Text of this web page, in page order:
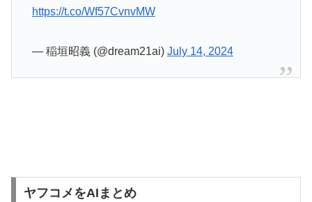
https://t.co/Wf57CvnvMW
— 稲垣昭義 (@dream21ai) July 14, 2024
ヤフコメをAIまとめ